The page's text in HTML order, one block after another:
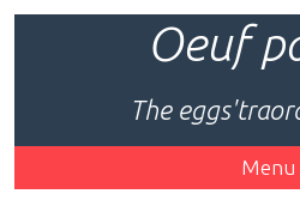
Oeuf
The
Menu